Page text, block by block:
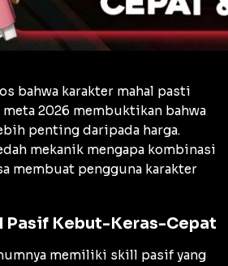
bahwa karakter mahal pasti
2026 membuktikan bahwa
penting daripada harga.
mekanik mengapa kombinasi
membuat pengguna karakter
Pasif Kebut-Keras-Cepat
memiliki skill pasif yang